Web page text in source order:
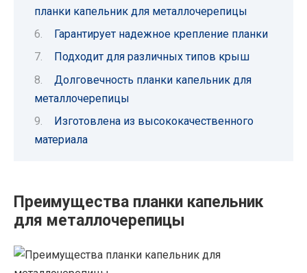
планки капельник для металлочерепицы
Гарантирует надежное крепление планки
Подходит для различных типов крыш
Долговечность планки капельник для
металлочерепицы
Изготовлена из высококачественного
материала
Преимущества планки капельник
для металлочерепицы